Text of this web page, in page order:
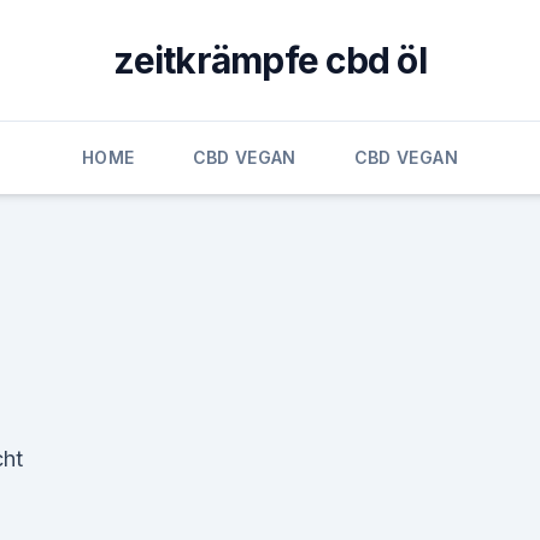
zeitkrämpfe cbd öl
HOME CBD VEGAN CBD VEGAN